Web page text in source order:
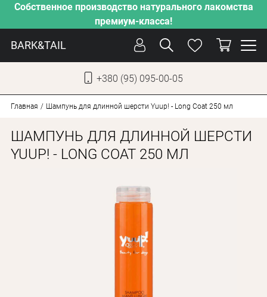
Собственное производство натурального лакомства
премиум-класса!
BARK&TAIL
+380 (95) 095-00-05
СОБАКИ
КОТЫ
НАШЕ ПРОИЗВОДСТВО
АКЦИИ
О КОМПАНИИ
Главная Шампунь для длинной шерсти Yuup! - Long Coat 250 мл
ШАМПУНЬ ДЛЯ ДЛИННОЙ ШЕРСТИ
YUUP! - LONG COAT 250 МЛ